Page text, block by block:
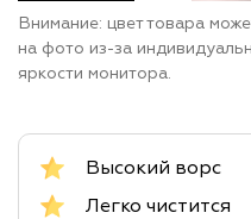
Внимание: цвет товара
на фото из-за
яркости монитора.
Высокий ворс
Легко чистится